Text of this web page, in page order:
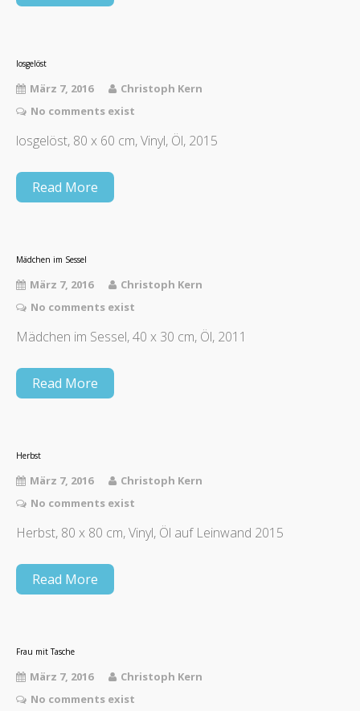
losgelöst
März 7, 2016
Christoph Kern
No comments exist
losgelöst, 80 x 60 cm, Vinyl, Öl, 2015
Read More
Mädchen im Sessel
März 7, 2016
Christoph Kern
No comments exist
Mädchen im Sessel, 40 x 30 cm, Öl, 2011
Read More
Herbst
März 7, 2016
Christoph Kern
No comments exist
Herbst, 80 x 80 cm, Vinyl, Öl auf Leinwand 2015
Read More
Frau mit Tasche
März 7, 2016
Christoph Kern
No comments exist